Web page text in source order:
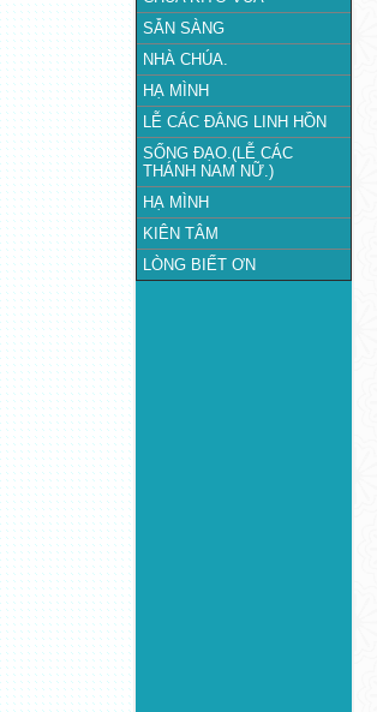
SẴN SÀNG
NHÀ CHÚA.
HẠ MÌNH
LỄ CÁC ĐẲNG LINH HỒN
SỐNG ĐẠO.(LỄ CÁC
THÁNH NAM NỮ.)
HẠ MÌNH
KIÊN TÂM
LÒNG BIẾT ƠN